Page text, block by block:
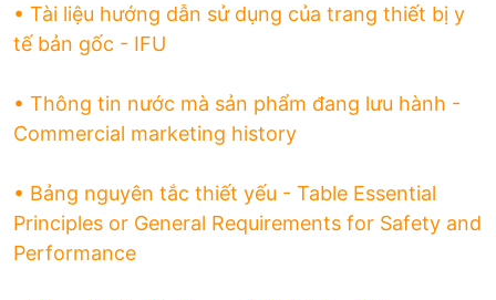
• Tài liệu hướng dẫn sử dụng của trang thiết bị y
tế bản gốc - IFU
• Thông tin nước mà sản phẩm đang lưu hành -
Commercial marketing history
• Bảng nguyên tắc thiết yếu - Table Essential
Principles or General Requirements for Safety and
Performance